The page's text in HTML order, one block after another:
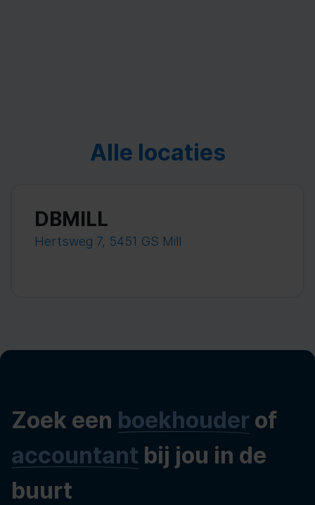
Alle locaties
DBMILL
Hertsweg 7, 5451 GS Mill
Zoek een boekhouder of
accountant bij jou in de
buurt